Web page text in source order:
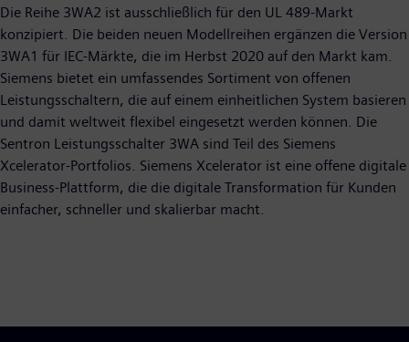
Die Reihe 3WA2 ist ausschließlich für den UL 489-Markt
konzipiert. Die beiden neuen Modellreihen ergänzen die Version
3WA1 für IEC-Märkte, die im Herbst 2020 auf den Markt kam.
Siemens bietet ein umfassendes Sortiment von offenen
Leistungsschaltern, die auf einem einheitlichen System basieren
und damit weltweit flexibel eingesetzt werden können. Die
Sentron Leistungsschalter 3WA sind Teil des Siemens
Xcelerator-Portfolios. Siemens Xcelerator ist eine offene digitale
Business-Plattform, die die digitale Transformation für Kunden
einfacher, schneller und skalierbar macht.